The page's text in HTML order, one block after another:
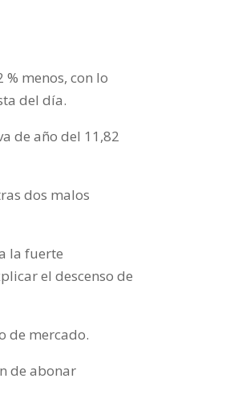
menos, con lo
del día.
de año del 11,82
dos malos
la fuerte
el descenso de
de mercado.
de abonar